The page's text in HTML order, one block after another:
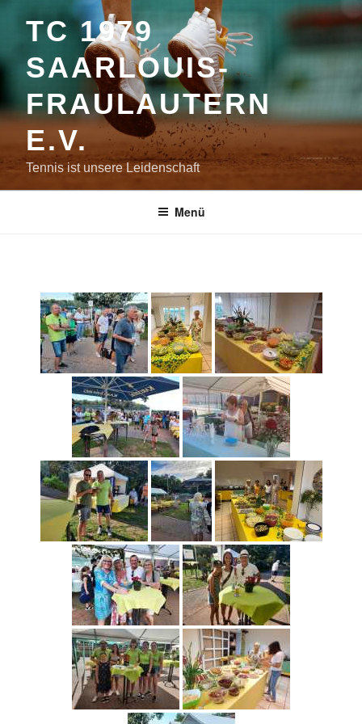
InhaltTC 1979
SAARLOUIS-
FRAULAUTERN
E.V.
Tennis ist unsere Leidenschaft
Menü